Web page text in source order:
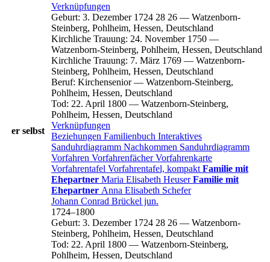
er selbst
Verknüpfungen
Geburt: 3. Dezember 1724 28 26 — Watzenborn-
Steinberg, Pohlheim, Hessen, Deutschland
Kirchliche Trauung: 24. November 1750 —
Watzenborn-Steinberg, Pohlheim, Hessen, Deutschland
Kirchliche Trauung: 7. März 1769 — Watzenborn-
Steinberg, Pohlheim, Hessen, Deutschland
Beruf: Kirchensenior— Watzenborn-Steinberg,
Pohlheim, Hessen, Deutschland
Tod: 22. April 1800 — Watzenborn-Steinberg,
Pohlheim, Hessen, Deutschland
Verknüpfungen
Beziehungen Familienbuch Interaktives
Sanduhrdiagramm Nachkommen Sanduhrdiagramm
Vorfahren VorfahrenfächerVorfahrenkarte
Vorfahrentafel Vorfahrentafel, kompakt Familie mit
Ehepartner Maria Elisabeth Heuser Familie mit
Ehepartner Anna Elisabeth Schefer
Johann Conrad Brückel jun.
1724–1800
Geburt: 3. Dezember 1724 28 26 — Watzenborn-
Steinberg, Pohlheim, Hessen, Deutschland
Tod: 22. April 1800 — Watzenborn-Steinberg,
Pohlheim, Hessen, Deutschland